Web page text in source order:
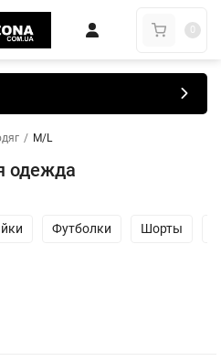
0
/ M/L
одежда
Футболки Шорты